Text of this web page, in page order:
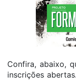
Confira, abaixo,
inscrições